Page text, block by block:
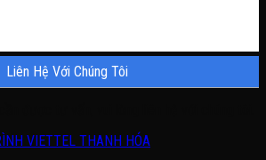
Liên Hệ Với Chúng Tôi
VIETTEL THANH HÓA